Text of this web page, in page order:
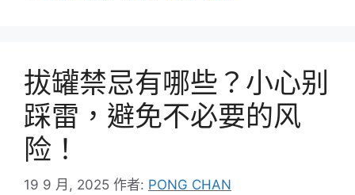
拔罐禁忌有哪些？小心别
踩雷，避免不必要的风
险！
19 9 月, 2025 作者: PONG CHAN